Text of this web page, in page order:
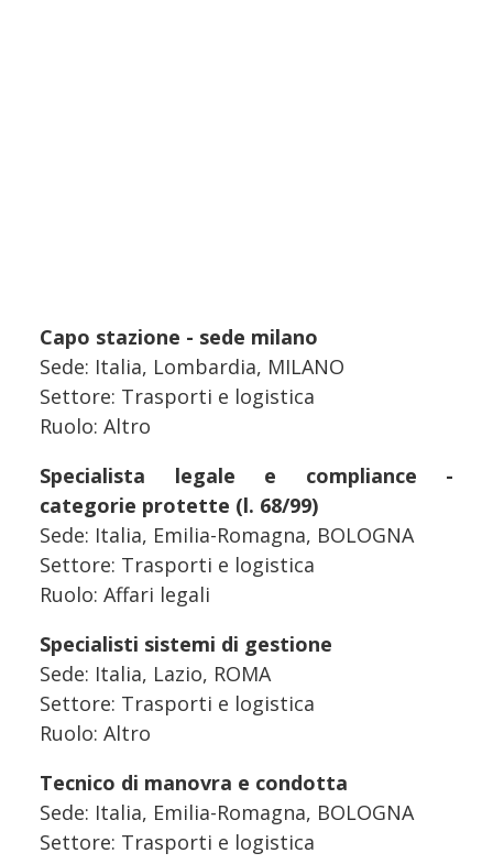
Capo stazione - sede milano
Sede: Italia, Lombardia, MILANO
Settore: Trasporti e logistica
Ruolo: Altro
Specialista legale e compliance -
categorie protette (l. 68/99)
Sede: Italia, Emilia-Romagna, BOLOGNA
Settore: Trasporti e logistica
Ruolo: Affari legali
Specialisti sistemi di gestione
Sede: Italia, Lazio, ROMA
Settore: Trasporti e logistica
Ruolo: Altro
Tecnico di manovra e condotta
Sede: Italia, Emilia-Romagna, BOLOGNA
Settore: Trasporti e logistica